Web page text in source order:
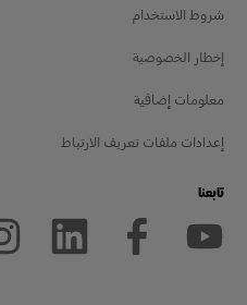
شروط الاستخدام
إخطار الخصوصية
معلومات إضافية
إعدادات ملفات تعريف الارتباط
تابعنا